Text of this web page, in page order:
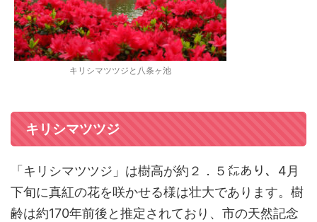
キリシマツツジと八条ヶ池
キリシマツツジ
「キリシマツツジ」は樹高が約２．５㍍あり、4月
下旬に真紅の花を咲かせる様は壮大であります。樹
齢は約170年前後と推定されており、市の天然記念